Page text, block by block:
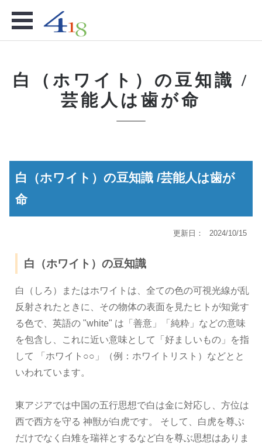
Open
Menu
白（ホワイト）の豆知識 /
芸能人は歯が命
白（ホワイト）の豆知識 /芸能人は歯が
命
更新日： 2024/10/15
白（ホワイト）の豆知識
白（しろ）またはホワイトは、全ての色の可視光線が乱
反射されたときに、その物体の表面を見たヒトが知覚す
る色で、英語の "white" は「善意」「純粋」などの意味
を包含し、これに近い意味として「好ましいもの」を指
して 「ホワイト○○」（例：ホワイトリスト）などとと
いわれています。
東アジアでは中国の五行思想で白は金に対応し、方位は
西で西方を守る 神獣が白虎です。 そして、白虎を尊ぶ
だけでなく白雉を瑞祥とするなど白を尊ぶ思想はありま